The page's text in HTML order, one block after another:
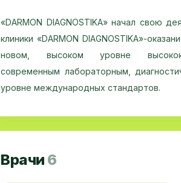
«DARMON DIAGNOSTIKA» начал свою
клиники «DARMON DIAGNOSTIKA»-
новом, высоком уровне
современным лабораторным,
уровне международных стандартов.
повышенной точности и
квалифицированный персонал, особое
Врачи 6